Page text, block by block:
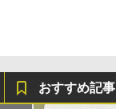
おすすめ記事